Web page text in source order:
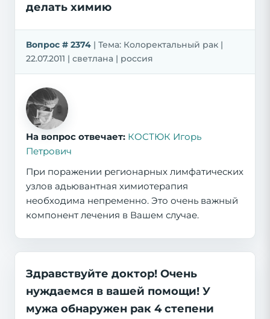
делать химию
Вопрос # 2374 | Тема: Колоректальный рак |
22.07.2011 | светлана | россия
На вопрос отвечает: КОСТЮК Игорь
Петрович
При поражении регионарных лимфатических
узлов адьювантная химиотерапия
необходима непременно. Это очень важный
компонент лечения в Вашем случае.
Здравствуйте доктор! Очень
нуждаемся в вашей помощи! У
мужа обнаружен рак 4 степени